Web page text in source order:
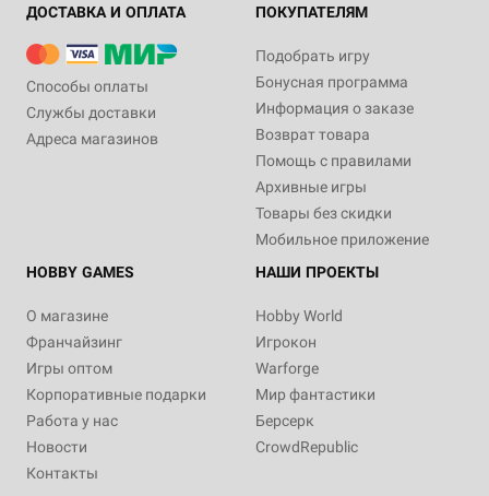
ДОСТАВКА И ОПЛАТА
Способы оплаты
Службы доставки
Адреса магазинов
ПОКУПАТЕЛЯМ
Подобрать игру
Бонусная программа
Информация о заказе
Возврат товара
Помощь с правилами
Архивные игры
Товары без скидки
Мобильное приложение
HOBBY GAMES
О магазине
Франчайзинг
Игры оптом
Корпоративные подарки
Работа у нас
Новости
Контакты
НАШИ ПРОЕКТЫ
Hobby World
Игрокон
Warforge
Мир фантастики
Берсерк
CrowdRepublic